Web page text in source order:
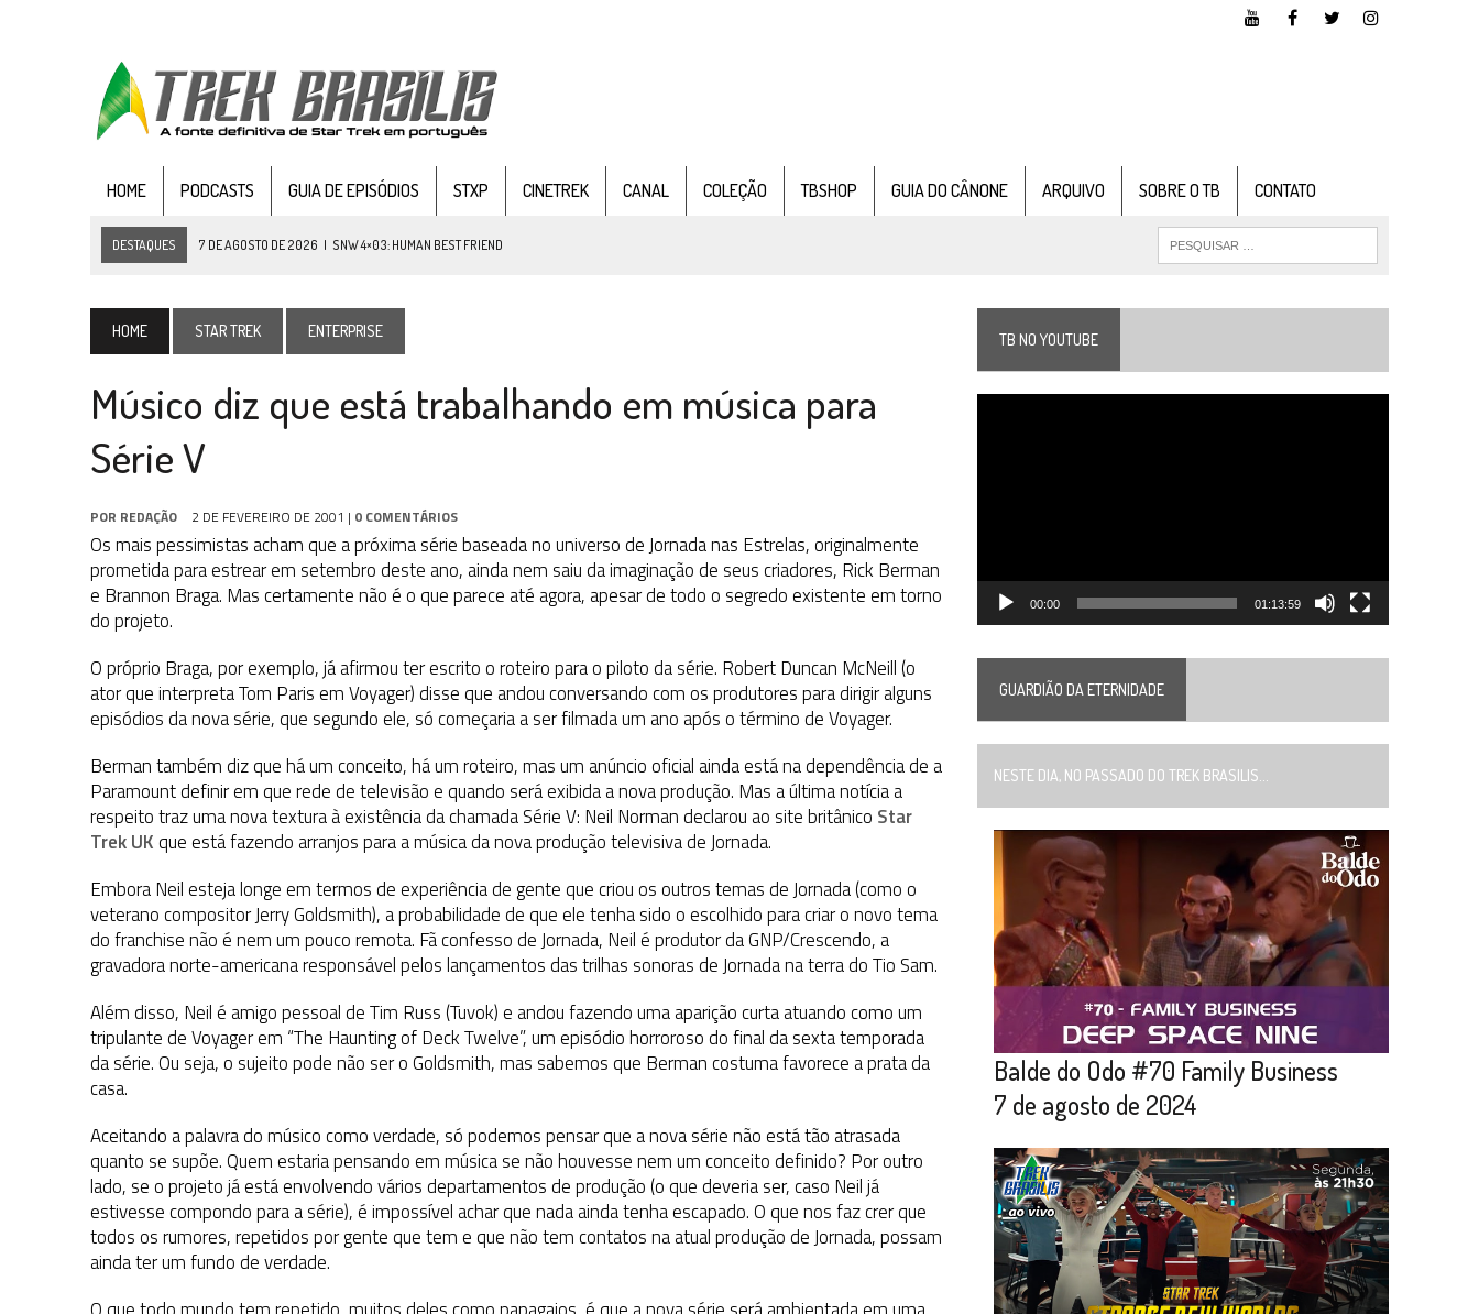
HOME PODCASTS GUIA DE EPISÓDIOS STXP CINETREK CANAL COLEÇÃO TBSHOP GUIA DO CÂNONE ARQUIVO SOBRE O TB CONTATO
DESTAQUES 7 DE AGOSTO DE 2026 | SNW 4×03: HUMAN BEST FRIEND
4 DE AGOSTO DE 2026 | REVISITANDO “HIDE AND Q” (TNG 1×09)
3 DE AGOSTO DE 2026 | VEJA FOTOS DO TERCEIRO EPISÓDIO DA 4ª TEMPORADA DE STRANGE NEW WORDS
PARAMOUNT E CBS DERRUBAM NOVO VÍDEO DO FILME DE FÃS AXANAR HORAS APÓS ESTREIA
2 DE AGOSTO DE 2026
31 DE JULHO DE 2026 GRANDES JORNADAS | QUATRO EPISÓDIOS DE STAR TREK SOBRE DIFERENTES PONTOS DE VISTA
7 DE AGOSTO DE 2026 | GRANDES JORNADAS | SEIS EPISÓDIOS DESTAR TREKSOBRE PATERNIDADE
HOME STAR TREK ENTERPRISE
Músico diz que está trabalhando em música para
Série V
POR REDAÇÃO 2 DE FEVEREIRO DE 2001 | 0 COMENTÁRIOS
Os mais pessimistas acham que a próxima série baseada no universo de Jornada nas Estrelas, originalmente
prometida para estrear em setembro deste ano, ainda nem saiu da imaginação de seus criadores, Rick Berman
e Brannon Braga. Mas certamente não é o que parece até agora, apesar de todo o segredo existente em torno
do projeto.
O próprio Braga, por exemplo, já afirmou ter escrito o roteiro para o piloto da série. Robert Duncan McNeill (o
ator que interpreta Tom Paris em Voyager) disse que andou conversando com os produtores para dirigir alguns
episódios da nova série, que segundo ele, só começaria a ser filmada um ano após o término de Voyager.
Berman também diz que há um conceito, há um roteiro, mas um anúncio oficial ainda está na dependência de a
Paramount definir em que rede de televisão e quando será exibida a nova produção. Mas a última notícia a
respeito traz uma nova textura à existência da chamada Série V: Neil Norman declarou ao site britânico Star
Trek UKque está fazendo arranjos para a música da nova produção televisiva de Jornada.
Embora Neil esteja longe em termos de experiência de gente que criou os outros temas de Jornada (como o
veterano compositor Jerry Goldsmith), a probabilidade de que ele tenha sido o escolhido para criar o novo tema
do franchise não é nem um pouco remota. Fã confesso de Jornada, Neil é produtor da GNP/Crescendo, a
gravadora norte-americana responsável pelos lançamentos das trilhas sonoras de Jornada na terra do Tio Sam.
Além disso, Neil é amigo pessoal de Tim Russ (Tuvok) e andou fazendo uma aparição curta atuando como um
tripulante de Voyager em “The Haunting of Deck Twelve”, um episódio horroroso do final da sexta temporada
da série. Ou seja, o sujeito pode não ser o Goldsmith, mas sabemos que Berman costuma favorece a prata da
casa.
Aceitando a palavra do músico como verdade, só podemos pensar que a nova série não está tão atrasada
quanto se supõe. Quem estaria pensando em música se não houvesse nem um conceito definido? Por outro
lado, se o projeto já está envolvendo vários departamentos de produção (o que deveria ser, caso Neil já
estivesse compondo para a série), é impossível achar que nada ainda tenha escapado. O que nos faz crer que
todos os rumores, repetidos por gente que tem e que não tem contatos na atual produção de Jornada, possam
ainda ter um fundo de verdade.
TB NO YOUTUBE
00:00 01:13:59
GUARDIÃO DA ETERNIDADE
NESTE DIA, NO PASSADO DO TREK BRASILIS...
Balde do Odo #70 Family Business
7 de agosto de 2024